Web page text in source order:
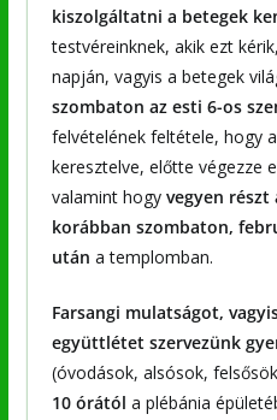
kiszolgáltatni a betegek
testvéreinknek, akik ezt
napján, vagyis a betegek
szombaton az esti 6-os
felvételének feltétele, hogy
keresztelve, előtte végezze
valamint hogy vegyen részt
korábban szombaton,
után a templomban.
Farsangi mulatságot,
együttlétet szervezünk
(óvodások, alsósok,
10 órától a plébánia